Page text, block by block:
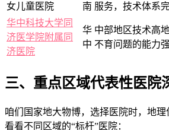
女儿童医院
南 服务，技术体系完
华中科技大学同
济医学院附属同
济医院
华
中
中部地区技术高
不育问题的能力强
三、重点区域代表性医院
咱们国家地大物博，选择医院时，地
看看不同区域的“标杆”医院：